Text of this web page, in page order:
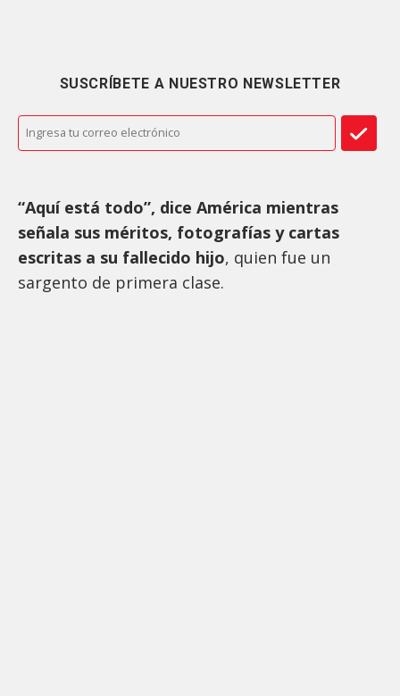
SUSCRÍBETE A NUESTRO NEWSLETTER
“Aquí está todo”, dice América mientras
señala sus méritos, fotografías y cartas
escritas a su fallecido hijo, quien fue un
sargento de primera clase.